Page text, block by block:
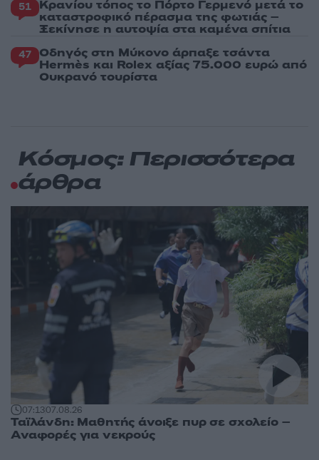
51 Κρανίου τόπος το Πόρτο Γερμενό μετά το
καταστροφικό πέρασμα της φωτιάς –
Ξεκίνησε η αυτοψία στα καμένα σπίτια
47 Οδηγός στη Μύκονο άρπαξε τσάντα
Hermès και Rolex αξίας 75.000 ευρώ από
Ουκρανό τουρίστα
Κόσμος: Περισσότερα
άρθρα
07:1307.08.26
Ταϊλάνδη: Μαθητής άνοιξε πυρ σε σχολείο –
Αναφορές για νεκρούς